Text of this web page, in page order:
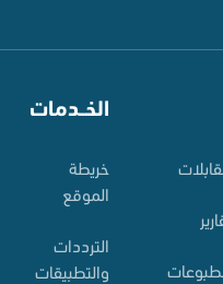
الخــدمات
خريطة
الموقع
الترددات
والتطبيقات